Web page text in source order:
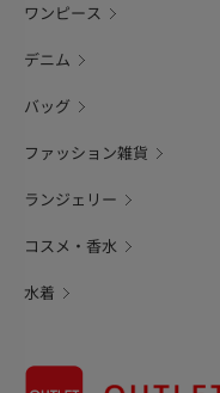
ワンピース
デニム
バッグ
ファッション雑貨
ランジェリー
コスメ・香水
水着